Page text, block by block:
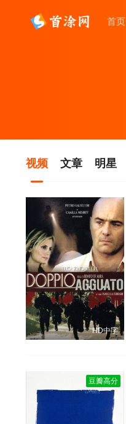
首页
视频 文章 明星
HD中字
豆瓣高分